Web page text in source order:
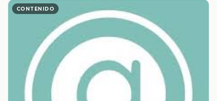
CONTENIDO